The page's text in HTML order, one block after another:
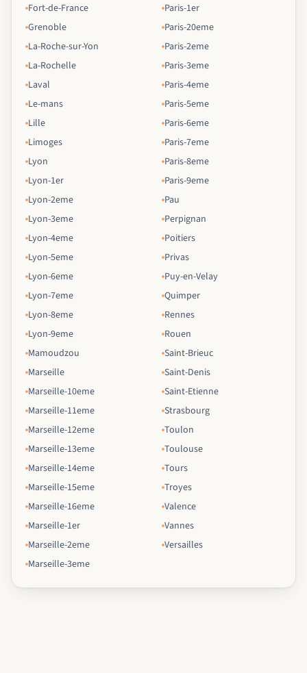
Fort-de-France
Grenoble
La-Roche-sur-Yon
La-Rochelle
Laval
Le-mans
Lille
Limoges
Lyon
Lyon-1er
Lyon-2eme
Lyon-3eme
Lyon-4eme
Lyon-5eme
Lyon-6eme
Lyon-7eme
Lyon-8eme
Lyon-9eme
Mamoudzou
Marseille
Marseille-10eme
Marseille-11eme
Marseille-12eme
Marseille-13eme
Marseille-14eme
Marseille-15eme
Marseille-16eme
Marseille-1er
Marseille-2eme
Marseille-3eme
Paris-1er
Paris-20eme
Paris-2eme
Paris-3eme
Paris-4eme
Paris-5eme
Paris-6eme
Paris-7eme
Paris-8eme
Paris-9eme
Pau
Perpignan
Poitiers
Privas
Puy-en-Velay
Quimper
Rennes
Rouen
Saint-Brieuc
Saint-Denis
Saint-Etienne
Strasbourg
Toulon
Toulouse
Tours
Troyes
Valence
Vannes
Versailles